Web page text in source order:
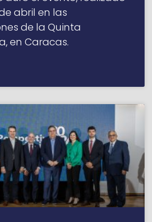
abril en las
de la Quinta
en Caracas.